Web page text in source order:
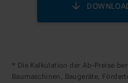
* Die Kalkulation der Ab-Preise
Baumaschinen, Baugeräte,